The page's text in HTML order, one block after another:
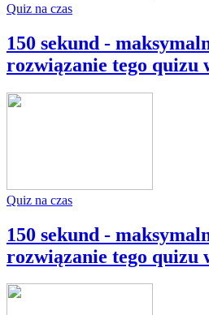
Quiz na czas
150 sekund -
rozwiązanie tego quizu
Quiz na czas
150 sekund -
rozwiązanie tego quizu